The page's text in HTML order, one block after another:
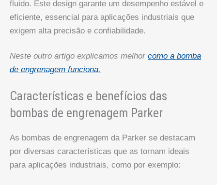
fluido. Este design garante um desempenho estável e
eficiente, essencial para aplicações industriais que
exigem alta precisão e confiabilidade.
Neste outro artigo explicamos melhor como a bomba
de engrenagem funciona.
Características e benefícios das
bombas de engrenagem Parker
As bombas de engrenagem da Parker se destacam
por diversas características que as tornam ideais
para aplicações industriais, como por exemplo: